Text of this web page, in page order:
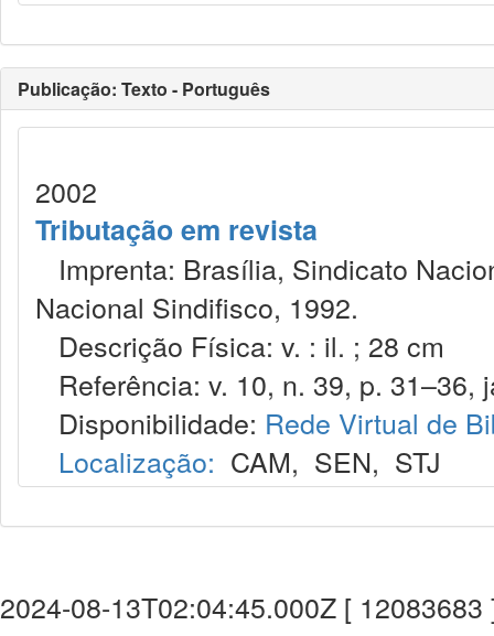
Publicação: Texto - Português
2002
Tributação em revista
Imprenta: Brasília, Sindicato
Nacional Sindifisco, 1992.
Descrição Física: v. : il. ; 28 cm
Referência: v. 10, n. 39, p. 31–36,
Disponibilidade: Rede Virtual de
Localização: CAM, SEN, STJ
2024-08-13T02:04:45.000Z [ 12083683